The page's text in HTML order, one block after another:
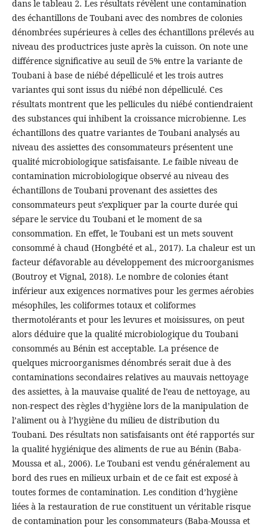
dans le tableau 2. Les résultats révèlent une contamination
des échantillons de Toubani avec des nombres de colonies
dénombrées supérieures à celles des échantillons prélevés au
niveau des productrices juste après la cuisson. On note une
différence significative au seuil de 5% entre la variante de
Toubani à base de niébé dépelliculé et les trois autres
variantes qui sont issus du niébé non dépelliculé. Ces
résultats montrent que les pellicules du niébé contiendraient
des substances qui inhibent la croissance microbienne. Les
échantillons des quatre variantes de Toubani analysés au
niveau des assiettes des consommateurs présentent une
qualité microbiologique satisfaisante. Le faible niveau de
contamination microbiologique observé au niveau des
échantillons de Toubani provenant des assiettes des
consommateurs peut s’expliquer par la courte durée qui
sépare le service du Toubani et le moment de sa
consommation. En effet, le Toubani est un mets souvent
consommé à chaud (Hongbété et al., 2017). La chaleur est un
facteur défavorable au développement des microorganismes
(Boutroy et Vignal, 2018). Le nombre de colonies étant
inférieur aux exigences normatives pour les germes aérobies
mésophiles, les coliformes totaux et coliformes
thermotolérants et pour les levures et moisissures, on peut
alors déduire que la qualité microbiologique du Toubani
consommés au Bénin est acceptable. La présence de
quelques microorganismes dénombrés serait due à des
contaminations secondaires relatives au mauvais nettoyage
des assiettes, à la mauvaise qualité de l’eau de nettoyage, au
non-respect des règles d’hygiène lors de la manipulation de
l’aliment ou à l’hygiène du milieu de distribution du
Toubani. Des résultats non satisfaisants ont été rapportés sur
la qualité hygiénique des aliments de rue au Bénin (Baba-
Moussa et al., 2006). Le Toubani est vendu généralement au
bord des rues en milieux urbain et de ce fait est exposé à
toutes formes de contamination. Les condition d’hygiène
liées à la restauration de rue constituent un véritable risque
de contamination pour les consommateurs (Baba-Moussa et